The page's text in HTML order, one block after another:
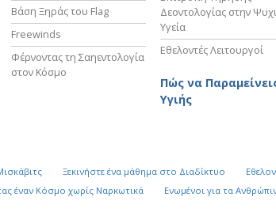
Βάση Ξηράς του Flag
Freewinds
Φέρνοντας τη Σαηεντολογία
στον Κόσμο
Δεοντολογίας στην
Υγεία
Εθελοντές Λειτουργοί
Πώς να
Υγιής
Ξεκινήστε ένα μάθημα στο Διαδίκτυο
έναν Κόσμο χωρίς Ναρκωτικά
Ενωµένοι για τα